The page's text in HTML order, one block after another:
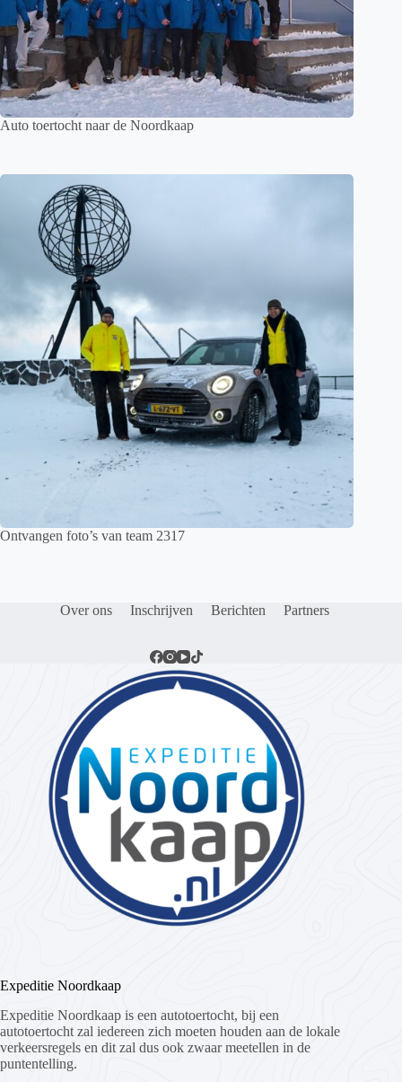
Auto toertocht naar de Noordkaap
Ontvangen foto’s van team 2317
Over ons Inschrijven Berichten Partners
Expeditie Noordkaap
Expeditie Noordkaap is een autotoertocht, bij een
autotoertocht zal iedereen zich moeten houden aan de lokale
verkeersregels en dit zal dus ook zwaar meetellen in de
puntentelling.